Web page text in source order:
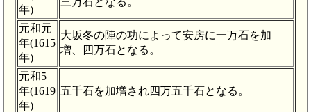
年)
元和元
年(1615
年)
大坂冬の陣の功によって安房に一万石を加
増、四万石となる。
元和5
年(1619
年)
五千石を加増され四万五千石となる。